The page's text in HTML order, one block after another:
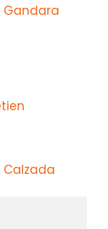
Gandara
Calzada